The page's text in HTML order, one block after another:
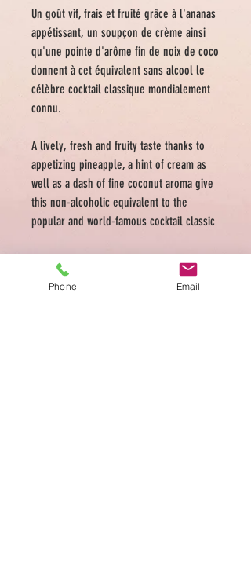
Un goût vif, frais et fruité grâce à l'ananas
appétissant, un soupçon de crème ainsi
qu'une pointe d'arôme fin de noix de coco
donnent à cet équivalent sans alcool le
célèbre cocktail classique mondialement
connu.
A lively, fresh and fruity taste thanks to
appetizing pineapple, a hint of cream as
well as a dash of fine coconut aroma give
this non-alcoholic equivalent to the
popular and world-famous cocktail classic
Phone Email